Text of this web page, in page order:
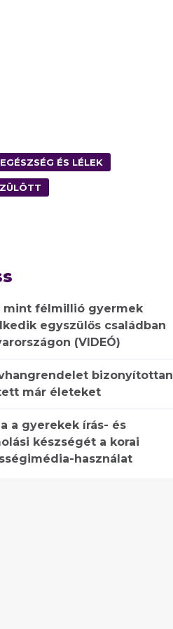
EGÉSZSÉG ÉS LÉLEK
mint félmillió gyermek
egyszülős családban
(VIDEÓ)
bizonyítottan
már életeket
a gyerekek írás- és
készségét a korai
használat